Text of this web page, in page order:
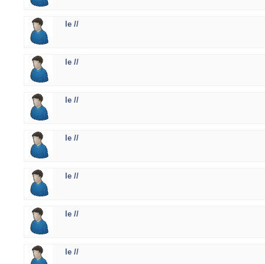
le //
le //
le //
le //
le //
le //
le //